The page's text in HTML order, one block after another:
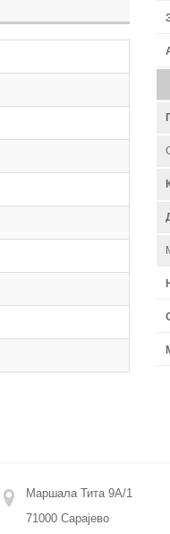
Маршала Тита 9А/1
71000 Сарајево